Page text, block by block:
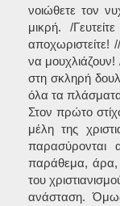
νοιώθετε τον
μικρή. /
να
στη σκληρή
όλα τα
Στον πρώτο
μέλη της
παρασύρονται
παράθεμα, άρα,
του
ανάσταση.